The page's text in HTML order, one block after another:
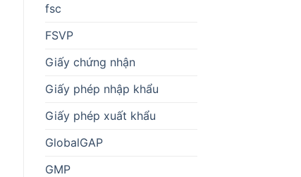
fsc
FSVP
Giấy chứng nhận
Giấy phép nhập khẩu
Giấy phép xuất khẩu
GlobalGAP
GMP